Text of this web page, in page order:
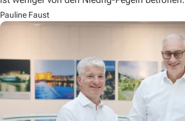
Pauline Faust